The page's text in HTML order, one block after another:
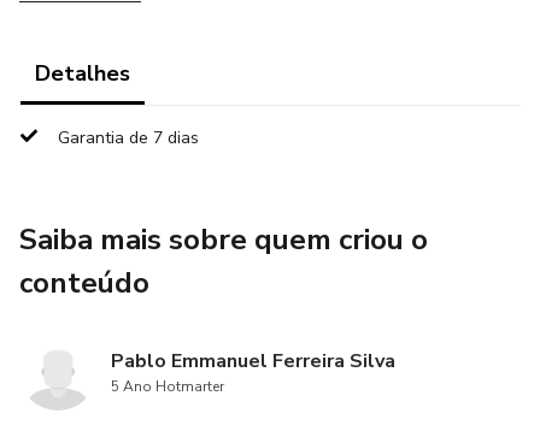
-Economia de Tempo
-Medição de Desempenho
seu jeito. (Não sei se essa informação esta boa, olha ai
Detalhes
Garantia de 7 dias
Saiba mais sobre quem criou o
conteúdo
Pablo Emmanuel Ferreira Silva
5 Ano Hotmarter